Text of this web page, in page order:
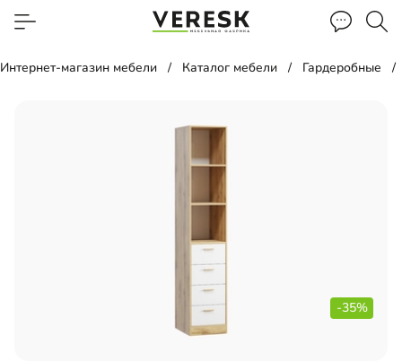
Интернет-магазин мебели Каталог мебели Гардеробные
-35%